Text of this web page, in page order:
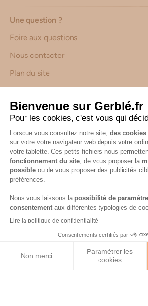
Une question ?
Foire aux questions
Nous contacter
Plan du site
Déclaration d’accessibilité
Gerblé x Stade Toulousain
Le guide du sans gluten
Calcul Sugarscore
Suivez-nous sur les réseaux !